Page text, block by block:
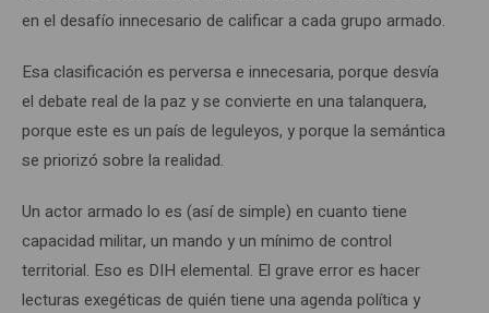
en el desafío innecesario de calificar a cada grupo armado.
Esa clasificación es perversa e innecesaria, porque desvía
el debate real de la paz y se convierte en una talanquera,
porque este es un país de leguleyos, y porque la semántica
se priorizó sobre la realidad.
Un actor armado lo es (así de simple) en cuanto tiene
capacidad militar, un mando y un mínimo de control
territorial. Eso es DIH elemental. El grave error es hacer
lecturas exegéticas de quién tiene una agenda política y